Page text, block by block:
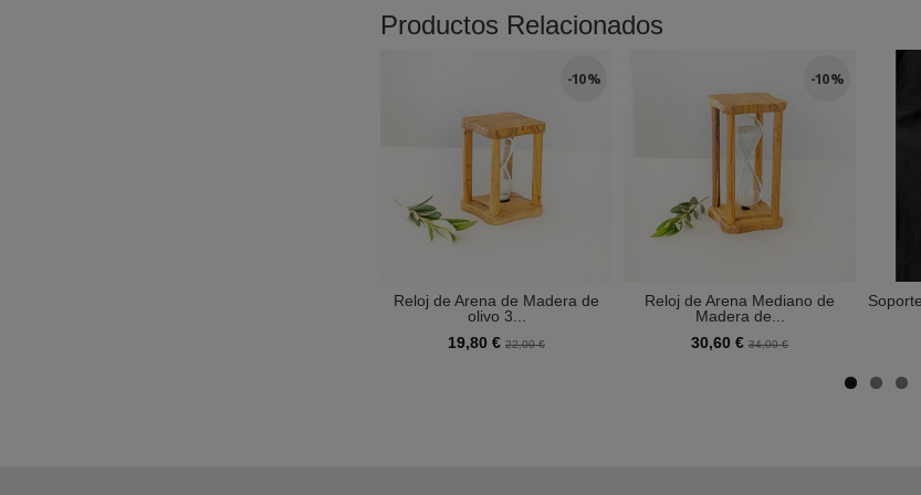
Productos Relacionados
-10 %
Reloj de Arena de Madera de
olivo 3...
19,80 € 22,00 €
-10 %
Reloj de Arena Mediano de
Madera de...
30,60 € 34,00 €